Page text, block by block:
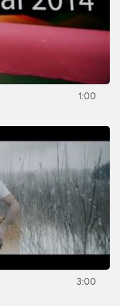
1:00
3:00